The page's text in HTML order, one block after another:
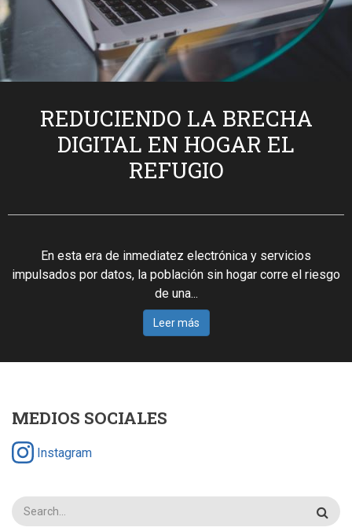
REDUCIENDO LA BRECHA
DIGITAL EN HOGAR EL
REFUGIO
En esta era de inmediatez electrónica y servicios
impulsados por datos, la población sin hogar corre el riesgo
de una...
Leer más
MEDIOS SOCIALES
Instagram
Search